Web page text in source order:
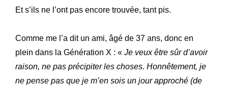
Et s’ils ne l’ont pas encore trouvée, tant pis.
Comme me l’a dit un ami, âgé de 37 ans, donc en
plein dans la Génération X : « Je veux être sûr d’avoir
raison, ne pas précipiter les choses. Honnêtement, je
ne pense pas que je m’en sois un jour approché (de